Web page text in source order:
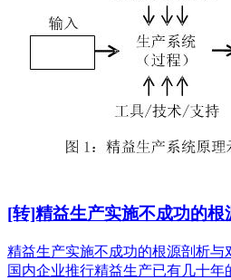
[转]精益生产实施不成功的根
精益生产实施不成功的根源剖析
国内企业推行精益生产已有几十